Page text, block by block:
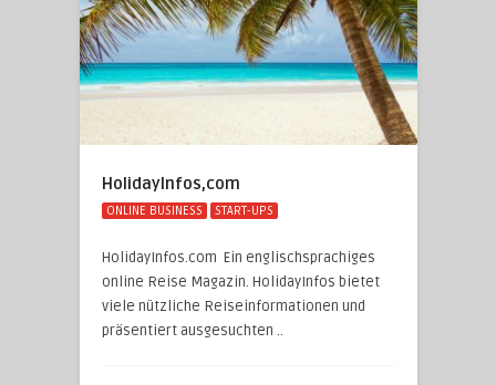
HolidayInfos,com
ONLINE BUSINESS START-UPS
HolidayInfos.com Ein englischsprachiges
online Reise Magazin. HolidayInfos bietet
viele nützliche Reiseinformationen und
präsentiert ausgesuchten ..